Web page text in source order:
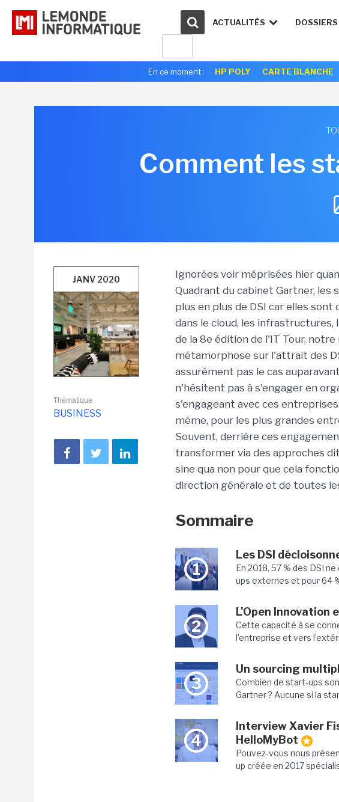
ACTUALITÉS DOSSIERS
En ce moment : HP POLY CARTE BLANCHE
Comment les
JANV 2020
Thématique
BUSINESS
Ignorées voir méprisées hier
Quadrant du cabinet Gartner,
plus en plus de DSI car elles
dans le cloud, les infrastructures,
de la 8e édition de l'IT Tour,
métamorphose sur l'attrait des
assurément pas le cas
n'hésitent pas à s'engager en
s'engageant avec ces
même, pour les plus grandes
Souvent, derrière ces
transformer via des approches
sine qua non pour que cela
direction générale et de toutes
Sommaire
1
Les DSI
En 2018, 57 % des DSI
ups externes et pour 64
2
L'Open Innovation
Cette capacité à se
l’entreprise et vers
3
Un sourcing
Combien de start-ups
Gartner ? Aucune si la
4
Interview Xavier
HelloMyBot
Pouvez-vous nous
up créée en 2017